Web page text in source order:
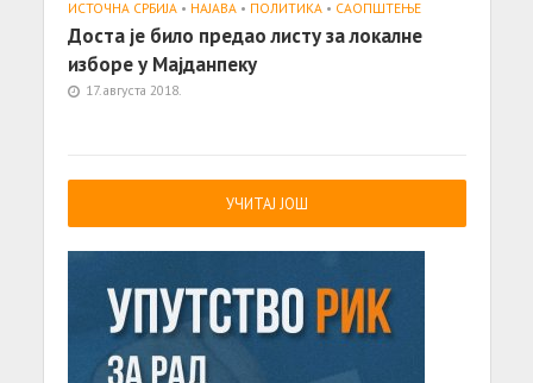
ИСТОЧНА СРБИЈА • НАЈАВА • ПОЛИТИКА • САОПШТЕЊE
Доста је било предао листу за локалне
изборе у Мајданпеку
17. августа 2018.
УЧИТАЈ ЈОШ